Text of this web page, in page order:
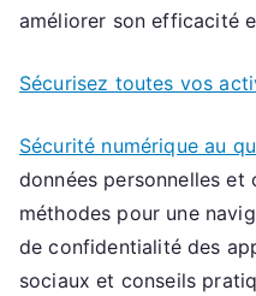
améliorer son efficacité
Sécurisez toutes vos
Sécurité numérique au
données personnelles et
méthodes pour une
de confidentialité des
sociaux et conseils